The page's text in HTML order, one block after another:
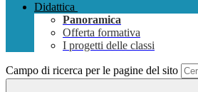
Didattica
Panoramica
Offerta formativa
I progetti delle classi
Campo di ricerca per le pagine del sito